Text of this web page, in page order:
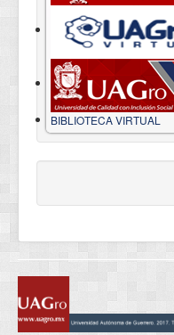
BIBLIOTECA VIRTUAL